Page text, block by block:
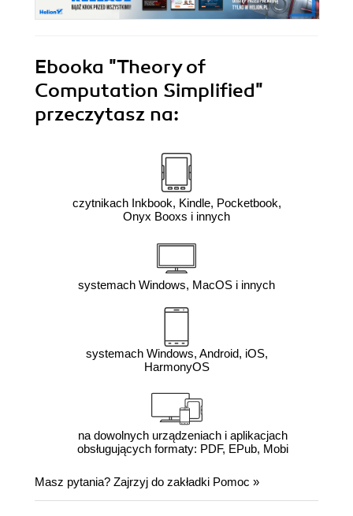
Ebooka "Theory of
Computation Simplified"
przeczytasz na:
czytnikach Inkbook, Kindle, Pocketbook,
Onyx Booxs i innych
systemach Windows, MacOS i innych
systemach Windows, Android, iOS,
HarmonyOS
na dowolnych urządzeniach i aplikacjach
obsługujących formaty: PDF, EPub, Mobi
Masz pytania? Zajrzyj do zakładki Pomoc »